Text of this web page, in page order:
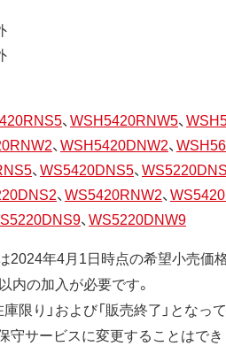
、 WSH5420RNW5、
、 WSH5420DNW2、
、 WS5420DNS5、
、 WS5420RNW2、
、 WS5220DNW9
2024年4月1日時点の希望小売価格
内の加入が必要です。
限り」および「販売終了」となっ
守サービスに変更することはでき